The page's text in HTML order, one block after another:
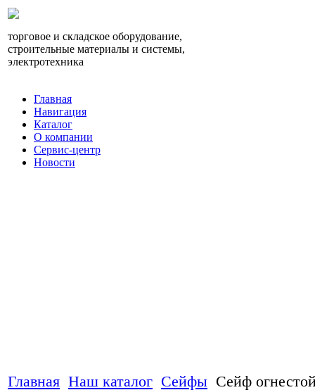
торговое и складское оборудование,
строительные материалы и системы,
электротехника
Главная
Навигация
Каталог
О компании
Сервис-центр
Новости
Главная Наш каталог Сейфы Сейф